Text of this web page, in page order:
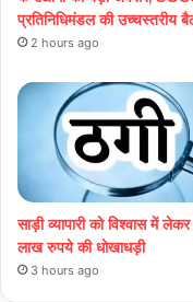
प्रतिनिधिमंडल की उच्चस्तरीय
2 hours ago
साड़ी व्यापारी को विश्वास में
लाख रुपये की धोखाधड़ी
3 hours ago